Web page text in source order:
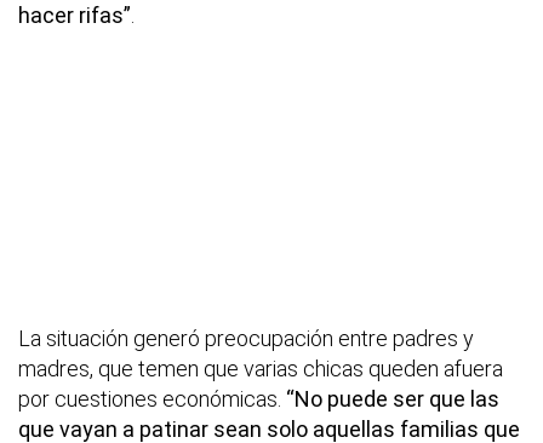
hacer rifas”
La situación generó preocupación entre padres y
madres, que temen que varias chicas queden afuera
por cuestiones económicas. “No puede ser que las
que vayan a patinar sean solo aquellas familias que